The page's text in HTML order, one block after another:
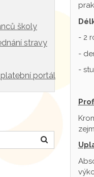
školy
stravy
portál
Hledat
- 2
-
-